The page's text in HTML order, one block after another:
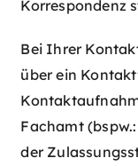
Korrespondenz
Bei Ihrer
über ein
Fachamt
der